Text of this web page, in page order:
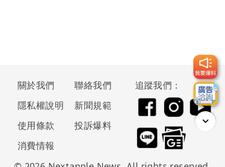
關於我們
聯絡我們
隱私權說明
新聞規範
使用條款
投訴爆料
消費情報
追蹤我們：